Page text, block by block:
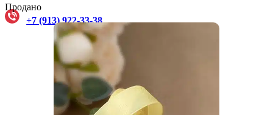
+7 (913) 922-33-38
Продано